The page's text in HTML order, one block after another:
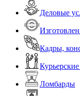
Деловые
Кадры,
Ломбарды